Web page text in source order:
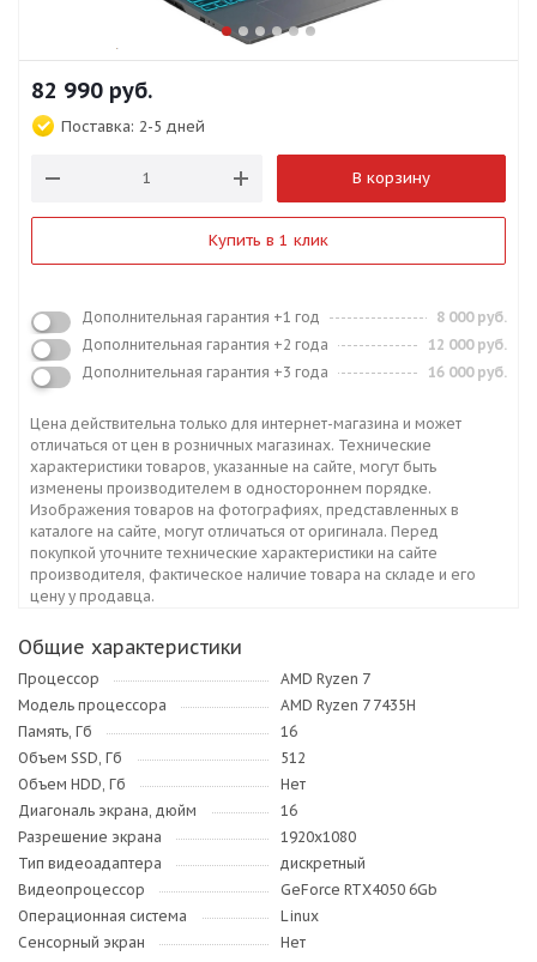
82 990 руб.
Поставка: 2-5 дней
В корзину
Купить в 1 клик
Дополнительная гарантия +1 год
8 000 руб.
Дополнительная гарантия +2 года
12 000 руб.
Дополнительная гарантия +3 года
16 000 руб.
Цена действительна только для интернет-магазина и может
отличаться от цен в розничных магазинах. Технические
характеристики товаров, указанные на сайте, могут быть
изменены производителем в одностороннем порядке.
Изображения товаров на фотографиях, представленных в
каталоге на сайте, могут отличаться от оригинала. Перед
покупкой уточните технические характеристики на сайте
производителя, фактическое наличие товара на складе и его
цену у продавца.
Общие характеристики
Процессор
AMD Ryzen 7
Модель процессора
AMD Ryzen 7 7435H
Память, Гб
16
Объем SSD, Гб
512
Объем HDD, Гб
Нет
Диагональ экрана, дюйм
16
Разрешение экрана
1920x1080
Тип видеоадаптера
дискретный
Видеопроцессор
GeForce RTX4050 6Gb
Операционная система
Linux
Сенсорный экран
Нет